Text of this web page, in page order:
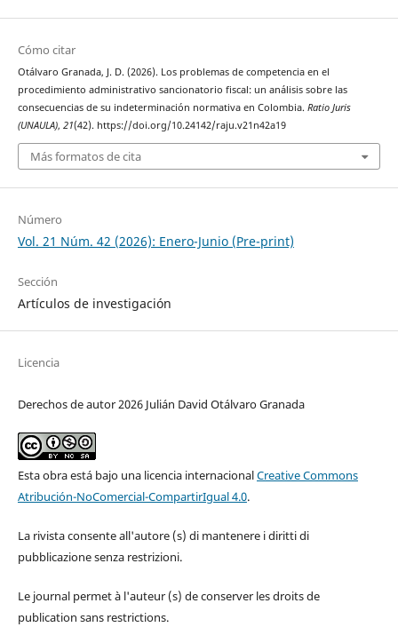
Cómo citar
Otálvaro Granada, J. D. (2026). Los problemas de competencia en el
procedimiento administrativo sancionatorio fiscal: un análisis sobre las
consecuencias de su indeterminación normativa en Colombia. Ratio Juris
(UNAULA), 21(42). https://doi.org/10.24142/raju.v21n42a19
Más formatos de cita
Número
Vol. 21 Núm. 42 (2026): Enero-Junio (Pre-print)
Sección
Artículos de investigación
Licencia
Derechos de autor 2026 Julián David Otálvaro Granada
Esta obra está bajo una licencia internacionalCreative Commons
Atribución-NoComercial-CompartirIgual 4.0.
La rivista consente all'autore (s) di mantenere i diritti di
pubblicazione senza restrizioni.
Le journal permet à l'auteur (s) de conserver les droits de
publication sans restrictions.